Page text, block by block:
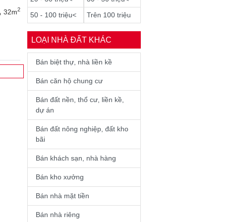
32m2
50 - 100 triệu<
Trên 100 triệu
LOẠI NHÀ ĐẤT KHÁC
Bán biệt thự, nhà liền kề
Bán căn hộ chung cư
Bán đất nền, thổ cư, liền kề,
dự án
Bán đất nông nghiệp, đất kho
bãi
Bán khách sạn, nhà hàng
Bán kho xưởng
Bán nhà mặt tiền
Bán nhà riêng